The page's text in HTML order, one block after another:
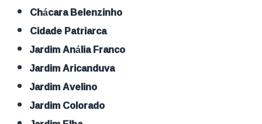
Chácara Belenzinho
Cidade Patriarca
Jardim Anália Franco
Jardim Aricanduva
Jardim Avelino
Jardim Colorado